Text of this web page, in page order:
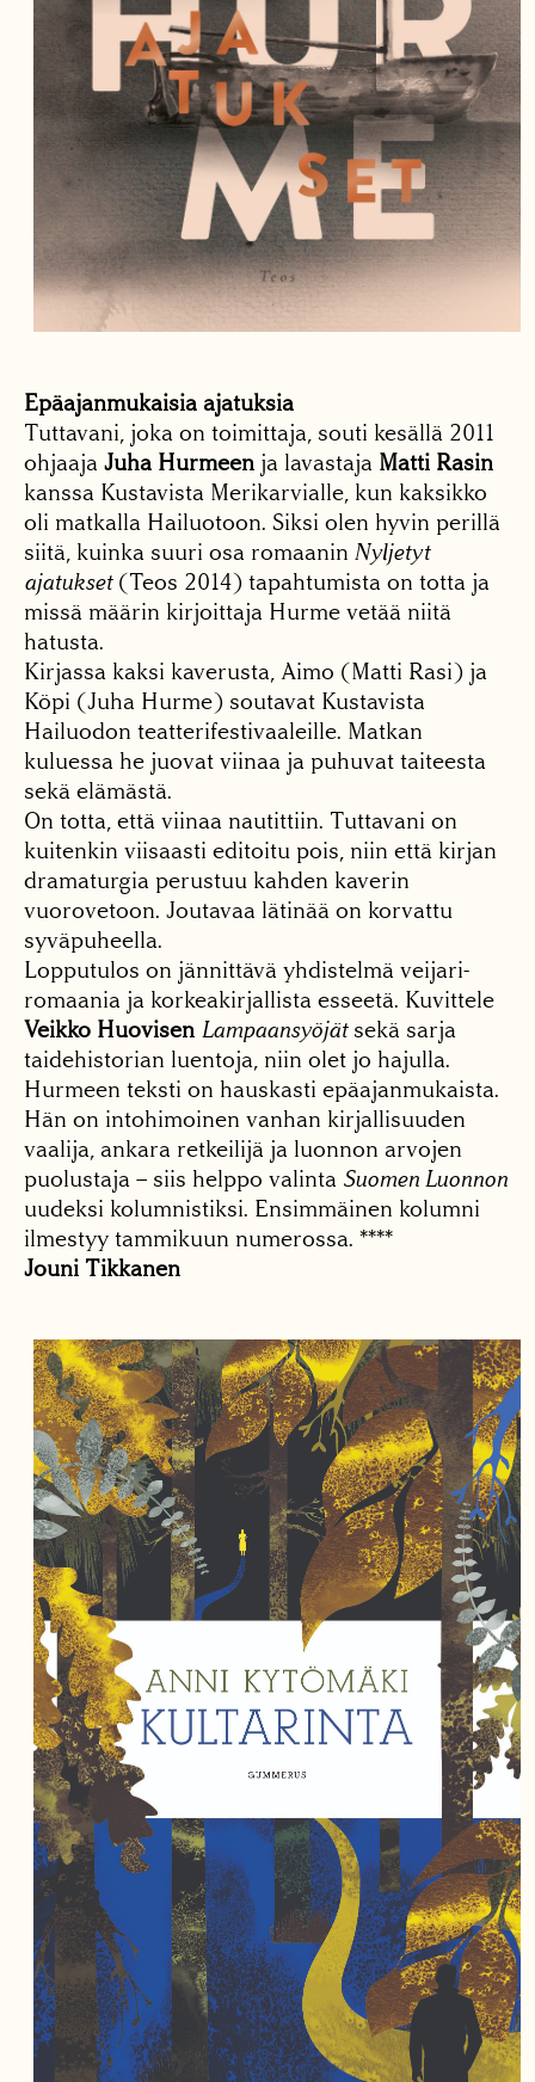
Epäajanmukaisia ajatuksia
Tuttavani, joka on toimittaja, souti kesällä 2011
ohjaaja Juha Hurmeen ja lavastaja Matti Rasin
kanssa Kustavista Merikarvialle, kun kaksikko
oli matkalla Hailuotoon. Siksi olen hyvin perillä
siitä, kuinka suuri osa romaanin Nyljetyt
ajatukset(Teos 2014) tapahtumista on totta ja
missä määrin kirjoittaja Hurme vetää niitä
hatusta.
Kirjassa kaksi kaverusta, Aimo (Matti Rasi) ja
Köpi (Juha Hurme) soutavat Kustavista
Hailuodon teatterifestivaaleille. Matkan
kuluessa he juovat viinaa ja puhuvat taiteesta
sekä elämästä.
On totta, että viinaa nautittiin. Tuttavani on
kuitenkin viisaasti editoitu pois, niin että kirjan
dramaturgia perustuu kahden kaverin
vuorovetoon. Joutavaa lätinää on korvattu
syväpuheella.
Lopputulos on jännittävä yhdistelmä veijari-
romaania ja korkeakirjallista esseetä. Kuvittele
Veikko Huovisen Lampaansyöjätsekä sarja
taidehistorian luentoja, niin olet jo hajulla.
Hurmeen teksti on hauskasti epäajanmukaista.
Hän on intohimoinen vanhan kirjallisuuden
vaalija, ankara retkeilijä ja luonnon arvojen
puolustaja – siis helppo valinta Suomen Luonnon
uudeksi kolumnistiksi. Ensimmäinen kolumni
ilmestyy tammikuun numerossa. ****
Jouni Tikkanen